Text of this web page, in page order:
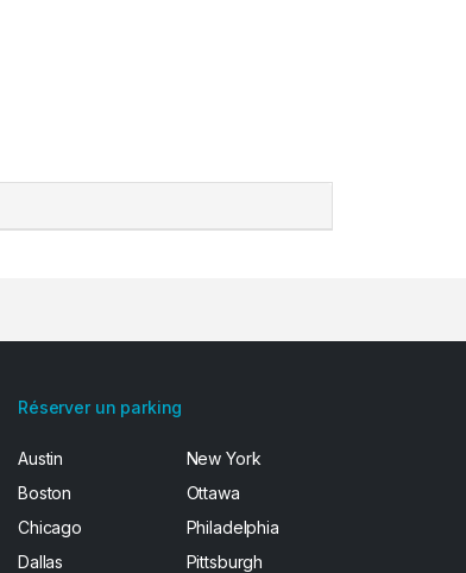
Réserver un parking
Austin
Boston
Chicago
Dallas
New York
Ottawa
Philadelphia
Pittsburgh